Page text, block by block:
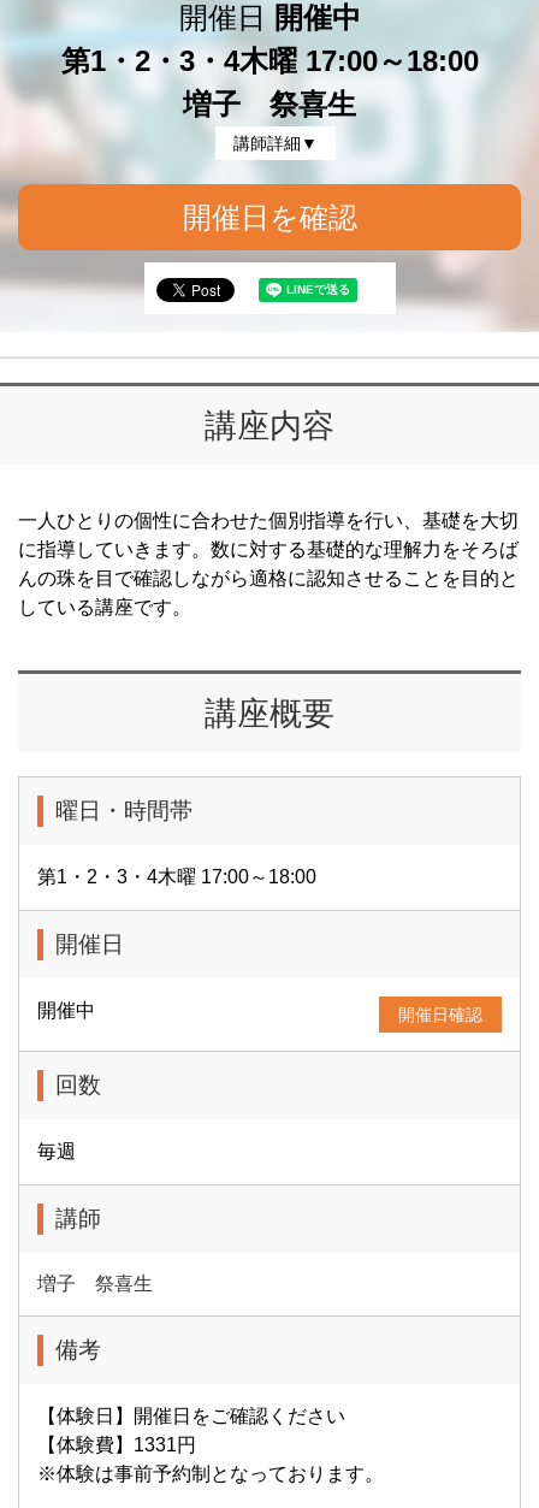
開催日
開催中
第1・2・3・4木曜 17:00～18:00
増子 祭喜生
講師詳細▼
開催日を確認
講座内容
一人ひとりの個性に合わせた個別指導を行い、基礎を大切
に指導していきます。数に対する基礎的な理解力をそろば
んの珠を目で確認しながら適格に認知させることを目的と
している講座です。
講座概要
曜日・時間帯
第1・2・3・4木曜 17:00～18:00
開催日
開催中 開催日確認
回数
毎週
講師
増子 祭喜生
備考
【体験日】開催日をご確認ください
【体験費】1331円
※体験は事前予約制となっております。